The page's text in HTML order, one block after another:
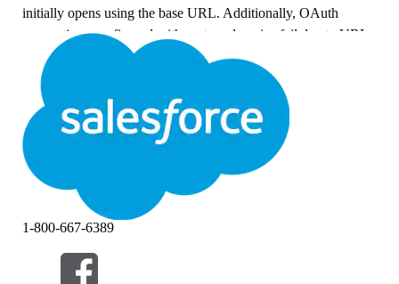
initially opens using the base URL. Additionally, OAuth
connections configured with custom domains fail due to URL
mismatches.
Løsning
1. Use the 'Share' button in Tableau Cloud to generate and
share content URLs using the custom domain.
2. Configure OAuth redirect URLs to use the custom domain
to prevent mismatches when connecting to OAuth data
Flere ressurser
Use a Custom Domain with Tableau Cloud
1-800-667-6389